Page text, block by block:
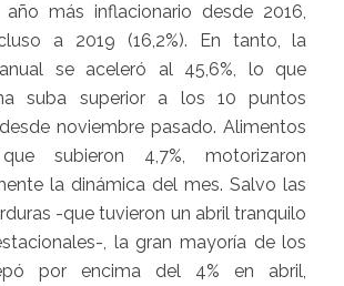
más inflacionario desde 2016,
a 2019 (16,2%). En tanto, la
se aceleró al 45,6%, lo que
suba superior a los 10 puntos
noviembre pasado. Alimentos
subieron 4,7%, motorizaron
la dinámica del mes. Salvo las
-que tuvieron un abril tranquilo
, la gran mayoría de los
por encima del 4% en abril,